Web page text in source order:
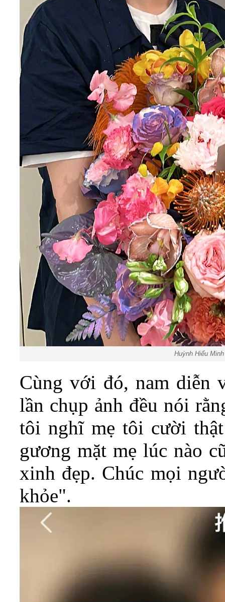
Huỳnh Hiểu
Cùng với đó, nam
lần chụp ảnh đều nói
tôi nghĩ mẹ tôi cười
gương mặt mẹ lúc nào
xinh đẹp. Chúc mọi
khỏe".